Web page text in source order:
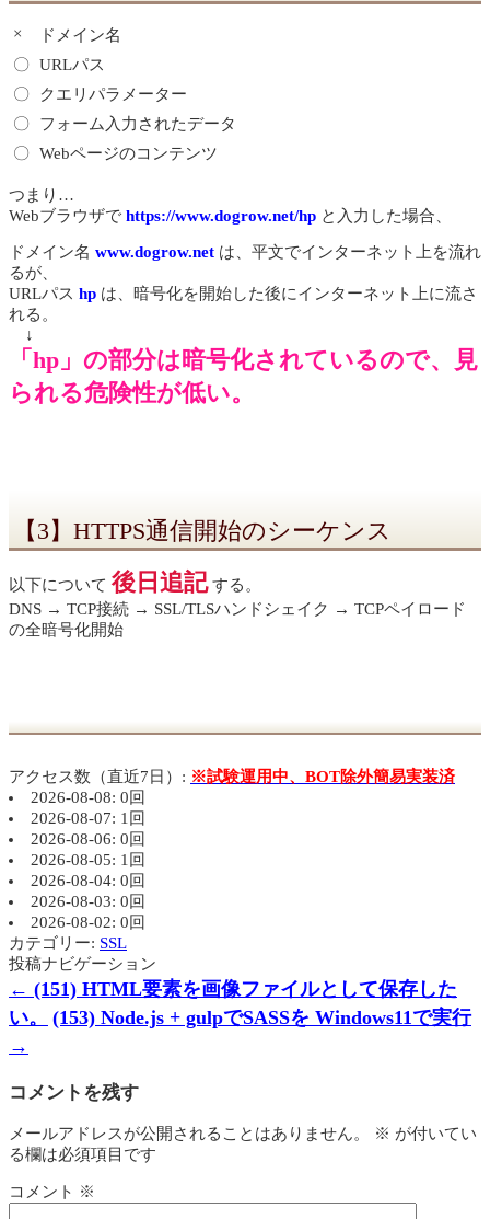
×
ドメイン名
〇 URLパス
〇
クエリパラメーター
〇
フォーム入力されたデータ
〇 Webページのコンテンツ
つまり…
Webブラウザで https://www.dogrow.net/hp と入力した場合、
ドメイン名 www.dogrow.net は、平文でインターネット上を流れ
るが、
URLパス hp は、暗号化を開始した後にインターネット上に流さ
れる。
↓
「hp」の部分は暗号化されているので、見
られる危険性が低い。
【3】HTTPS通信開始のシーケンス
以下について 後日追記する。
DNS → TCP接続 → SSL/TLSハンドシェイク → TCPペイロード
の全暗号化開始
アクセス数（直近7日）: ※試験運用中、BOT除外簡易実装済
2026-08-08: 0回
2026-08-07: 1回
2026-08-06: 0回
2026-08-05: 1回
2026-08-04: 0回
2026-08-03: 0回
2026-08-02: 0回
カテゴリー: SSL
投稿ナビゲーション
← (151) HTML要素を画像ファイルとして保存した
い。
(153) Node.js + gulpでSASSを Windows11で実行
→
コメントを残す
メールアドレスが公開されることはありません。 ※ が付いてい
る欄は必須項目です
コメント ※